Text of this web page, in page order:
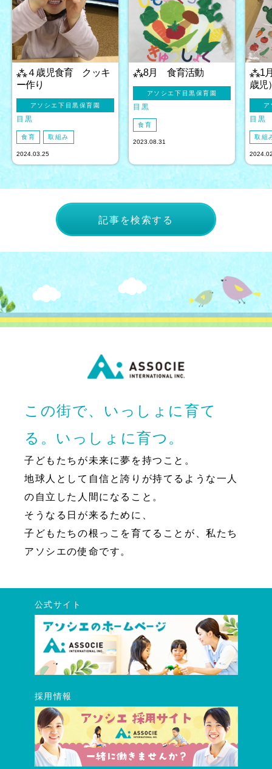
⁂４歳児食育 クッキ
ー作り
アソシエ下目黒保育園
目黒
食育 取組み
2024.03.25
⁂8月 食育活動
アソシエ下目黒保育園
目黒
食育
2023.08.31
⁂1
歳児
ア
目黒
取組
記事を検索する
この街で、いっしょに育て
る。いっしょに育つ。
子どもたちが未来に夢を持つこと。
地球人として自信と誇りが持てるような一人
の自立した人間になること。
そうなる日が来るために、
子どもたちの根っこを育てることが、私たち
アソシエの使命です。
公式サイト
採用情報